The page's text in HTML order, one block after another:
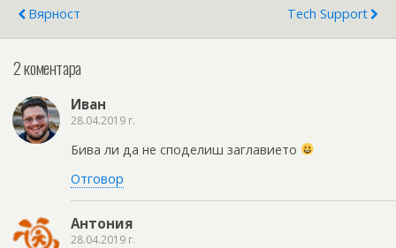
Вярност
Tech Support
2 коментара
Иван
28.04.2019 г.
Бива ли да не споделиш заглавието
Отговор
Антония
28.04.2019 г.